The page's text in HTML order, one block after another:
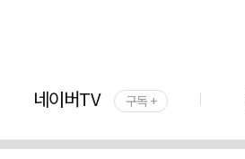
네이버TV 구독 +